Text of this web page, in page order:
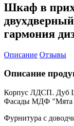
Шкаф в
гармония
Описание Отзывы
Описание
Корпус ЛДСП. Дуб
Фасады МДФ "Мята
Фурнитура с